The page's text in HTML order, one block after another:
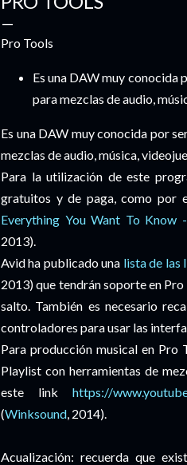
Pro Tools
Es una DAW muy conocida
para mezclas de audio,
Es una DAW muy conocida por
mezclas de audio, música,
Para la utilización de este
gratuitos y de paga, como por
Everything You Want To Know
2013).
Avid ha publicado una lista de las
2013) que tendrán soporte en
salto. También es necesario
controladores para usar las
Para producción musical en Pro
Playlist con herramientas de
este link https://
(Winksound , 2014).
Acualización: recuerda que